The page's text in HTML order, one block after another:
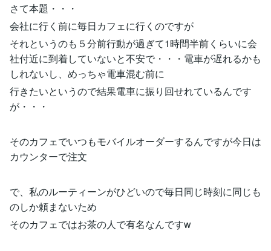
さて本題・・・
会社に行く前に毎日カフェに行くのですが
それというのも５分前行動が過ぎて1時間半前くらいに会
社付近に到着していないと不安で・・・電車が遅れるかも
しれないし、めっちゃ電車混む前に
行きたいというので結果電車に振り回せれているんです
が・・・
そのカフェでいつもモバイルオーダーするんですが今日は
カウンターで注文
で、私のルーティーンがひどいので毎日同じ時刻に同じも
のしか頼まないため
そのカフェではお茶の人で有名なんですw